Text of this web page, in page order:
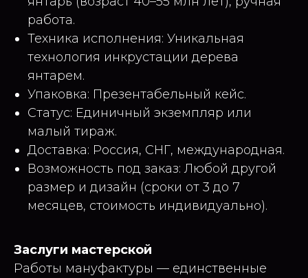
работа.
Техника исполнения: Уникальная
технология инкрустации дерева
янтарем.
Упаковка: Презентабельный кейс.
Статус: Единичный экземпляр или
малый тираж.
Доставка: Россия, СНГ, международная.
Возможность под заказ: Любой другой
размер и дизайн (сроки от 3 до 7
месяцев, стоимость индивидуально).
Заслуги мастерской
Работы мануфактуры — единственные